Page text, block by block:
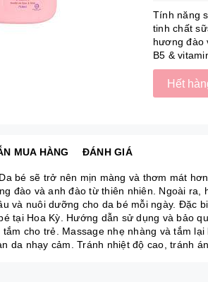
Tính năng
tinh chất
hương đào
B5 &
Hết
MUA HÀNG ĐÁNH GIÁ
bé sẽ trở nên mịn màng và thơm mát
đào và anh đào từ thiên nhiên. Ngoài
và nuôi dưỡng cho da bé mỗi ngày. Đặc
tại Hoa Kỳ. Hướng dẫn sử dụng và bảo
cho trẻ. Massage nhẹ nhàng và tắm
da nhạy cảm. Tránh nhiệt độ cao, tránh